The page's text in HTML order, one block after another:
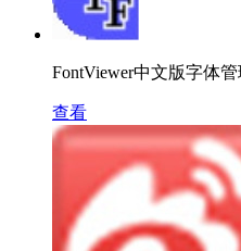
FontViewer中文版字体
查看